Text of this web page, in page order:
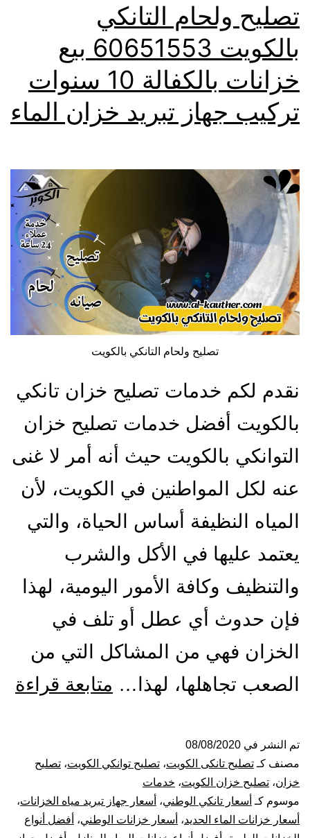
تصليح ولحام التانكي
بالكويت 60651553 بيع
خزانات بالكفالة 10 سنوات
تركيب جهاز تبريد خزان الماء
تصليح ولحام التانكي بالكويت
نقدم لكم خدمات تصليح خزان تانكي
بالكويت أفضل خدمات تصليح خزان
التوانكي بالكويت حيث أنه أمر لا غنى
عنه لكل المواطنين في الكويت، لأن
المياه النظيفة أساس الحياة، والتي
يعتمد عليها في الأكل والشرب
والتنظيف وكافة الأمور اليومية، لهذا
فإن حدوث أي عطل أو تلف في
الخزان فهي من المشاكل التي من
الصعب تجاهلها، لهذا… متابعة قراءة
تم النشر في 08/08/2020
مصنف كـ تصليح تانكى الكويت، تصليح توانكي الكويت، تصليح
خزان، تصليح خزان الكويت، خدمات
موسوم كـ أسعار تانكي الوطني، أسعار جهاز تبريد مياه الخزانات،
أسعار خزانات الماء الحديد، أسعار خزانات الوطني، أفضل أنواع